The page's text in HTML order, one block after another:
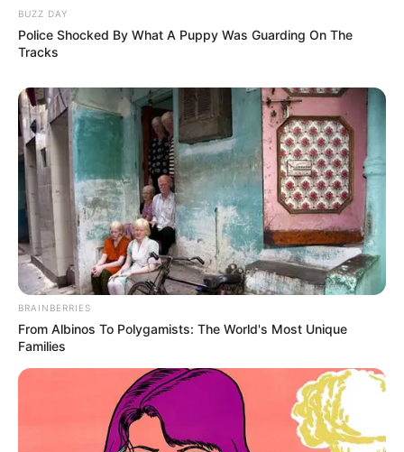
BUZZ DAY
Police Shocked By What A Puppy Was Guarding On The
Tracks
BRAINBERRIES
From Albinos To Polygamists: The World's Most Unique
Families